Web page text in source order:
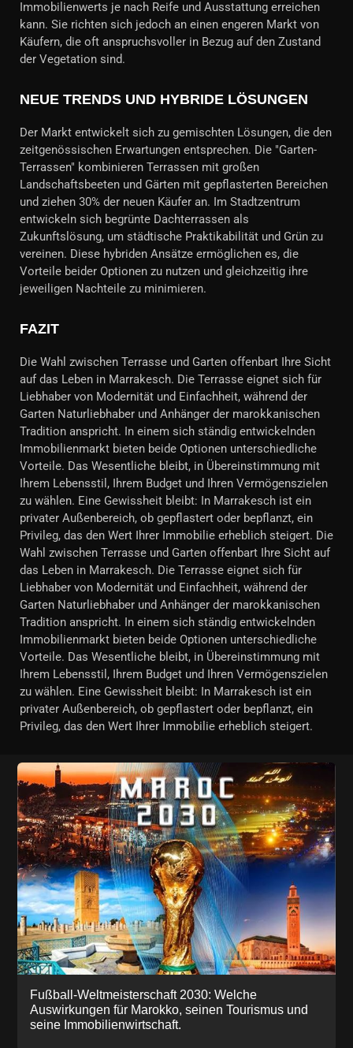
Immobilienwerts je nach Reife und Ausstattung erreichen
kann. Sie richten sich jedoch an einen engeren Markt von
Käufern, die oft anspruchsvoller in Bezug auf den Zustand
der Vegetation sind.
NEUE TRENDS UND HYBRIDE LÖSUNGEN
Der Markt entwickelt sich zu gemischten Lösungen, die den
zeitgenössischen Erwartungen entsprechen. Die "Garten-
Terrassen" kombinieren Terrassen mit großen
Landschaftsbeeten und Gärten mit gepflasterten Bereichen
und ziehen 30% der neuen Käufer an. Im Stadtzentrum
entwickeln sich begrünte Dachterrassen als
Zukunftslösung, um städtische Praktikabilität und Grün zu
vereinen. Diese hybriden Ansätze ermöglichen es, die
Vorteile beider Optionen zu nutzen und gleichzeitig ihre
jeweiligen Nachteile zu minimieren.
FAZIT
Die Wahl zwischen Terrasse und Garten offenbart Ihre Sicht
auf das Leben in Marrakesch. Die Terrasse eignet sich für
Liebhaber von Modernität und Einfachheit, während der
Garten Naturliebhaber und Anhänger der marokkanischen
Tradition anspricht. In einem sich ständig entwickelnden
Immobilienmarkt bieten beide Optionen unterschiedliche
Vorteile. Das Wesentliche bleibt, in Übereinstimmung mit
Ihrem Lebensstil, Ihrem Budget und Ihren Vermögenszielen
zu wählen. Eine Gewissheit bleibt: In Marrakesch ist ein
privater Außenbereich, ob gepflastert oder bepflanzt, ein
Privileg, das den Wert Ihrer Immobilie erheblich steigert. Die
Wahl zwischen Terrasse und Garten offenbart Ihre Sicht auf
das Leben in Marrakesch. Die Terrasse eignet sich für
Liebhaber von Modernität und Einfachheit, während der
Garten Naturliebhaber und Anhänger der marokkanischen
Tradition anspricht. In einem sich ständig entwickelnden
Immobilienmarkt bieten beide Optionen unterschiedliche
Vorteile. Das Wesentliche bleibt, in Übereinstimmung mit
Ihrem Lebensstil, Ihrem Budget und Ihren Vermögenszielen
zu wählen. Eine Gewissheit bleibt: In Marrakesch ist ein
privater Außenbereich, ob gepflastert oder bepflanzt, ein
Privileg, das den Wert Ihrer Immobilie erheblich steigert.
Fußball-Weltmeisterschaft 2030: Welche
Auswirkungen für Marokko, seinen Tourismus und
seine Immobilienwirtschaft.